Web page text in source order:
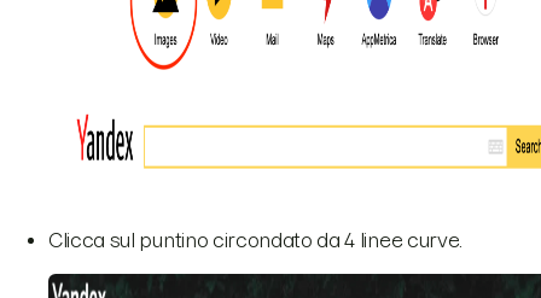
Clicca sul puntino circondato da 4 linee curve.